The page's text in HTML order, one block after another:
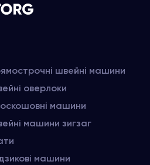
швейні машини
оверлоки
машини
машини зигзаг
машини